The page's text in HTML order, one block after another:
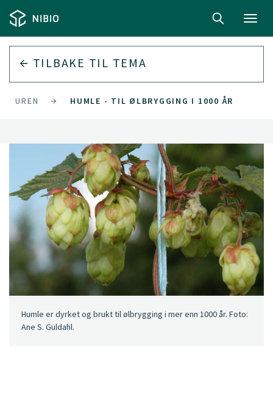
TILBAKE TIL TEMA
HUMLE - TIL ØLBRYGGING I 1000 ÅR
Humle er dyrket og brukt til ølbrygging i mer enn 1000 år. Foto:
Ane S. Guldahl.